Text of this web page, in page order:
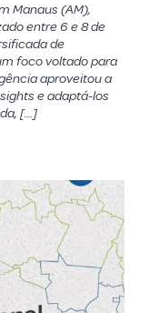
Manaus (AM),
entre 6 e 8 de
de
foco voltado para
aproveitou a
e adaptá-los
[…]